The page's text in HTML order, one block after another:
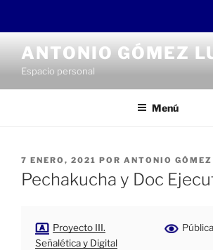
contenido
ANTONIO GÓMEZ
Espacio personal
Menú
PUBLICADO
EL
7 ENERO, 2021 POR ANTONIO
Pechakucha y Doc
Proyecto III.
Señalética y Digital
Pública